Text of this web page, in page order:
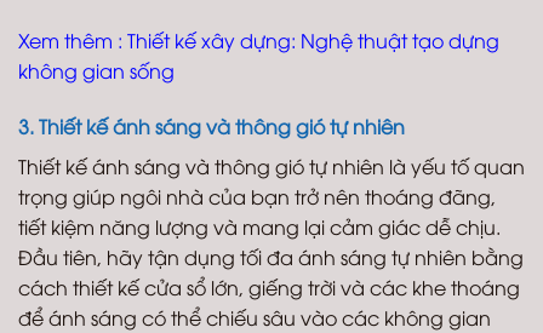
Xem thêm : Thiết kế xây dựng: Nghệ thuật tạo dựng
không gian sống
3. Thiết kế ánh sáng và thông gió tự nhiên
Thiết kế ánh sáng và thông gió tự nhiên là yếu tố quan
trọng giúp ngôi nhà của bạn trở nên thoáng đãng,
tiết kiệm năng lượng và mang lại cảm giác dễ chịu.
Đầu tiên, hãy tận dụng tối đa ánh sáng tự nhiên bằng
cách thiết kế cửa sổ lớn, giếng trời và các khe thoáng
để ánh sáng có thể chiếu sâu vào các không gian